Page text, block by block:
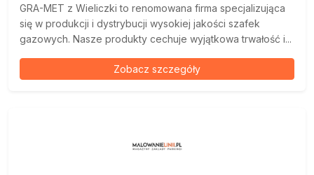
GRA-MET z Wieliczki to renomowana firma specjalizująca
się w produkcji i dystrybucji wysokiej jakości szafek
gazowych. Nasze produkty cechuje wyjątkowa trwałość i...
Zobacz szczegóły